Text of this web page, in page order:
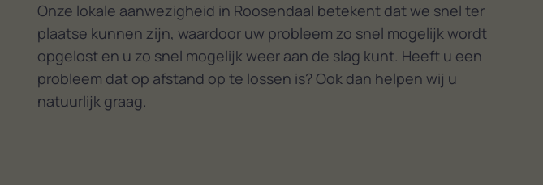
Onze lokale aanwezigheid in Roosendaal betekent dat we snel ter
plaatse kunnen zijn, waardoor uw probleem zo snel mogelijk wordt
opgelost en u zo snel mogelijk weer aan de slag kunt. Heeft u een
probleem dat op afstand op te lossen is? Ook dan helpen wij u
natuurlijk graag.